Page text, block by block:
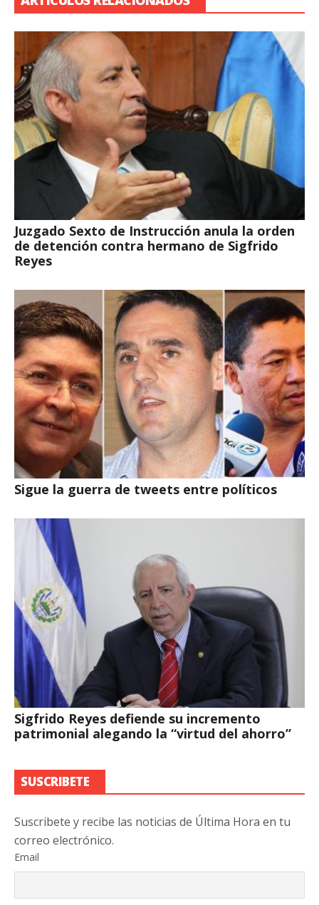
Juzgado Sexto de Instrucción anula la orden
de detención contra hermano de Sigfrido
Reyes
Sigue la guerra de tweets entre políticos
Sigfrido Reyes defiende su incremento
patrimonial alegando la “virtud del ahorro”
SUSCRIBETE
Suscribete y recibe las noticias de Última Hora en tu
correo electrónico.
Email